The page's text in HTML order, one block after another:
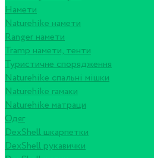
Намети
Naturehike намети
Ranger намети
Tramp намети, тенти
Туристичне спорядження
Naturehike спальні мішки
Naturehike гамаки
Naturehike матраци
Одяг
DexShell шкарпетки
DexShell рукавички